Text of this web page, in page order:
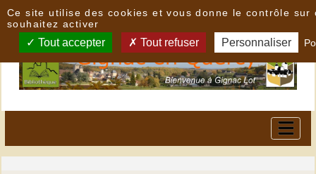
Ce site utilise des cookies et vous donne le contrôle sur
souhaitez activer
Tout accepter Tout refuser Personnaliser